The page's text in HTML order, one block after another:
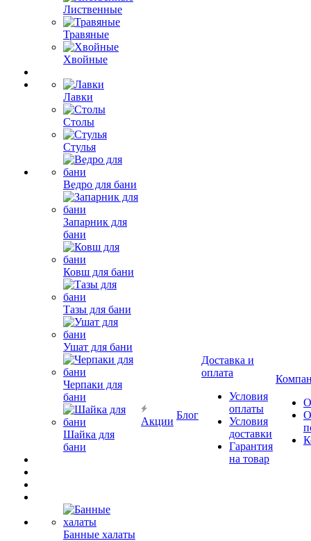
Лиственные
Травяные
Хвойные
Лавки
Столы
Стулья
Ведро для бани
Запарник для
бани
Ковш для бани
Тазы для бани
Ушат для бани
Черпаки для
бани
Шайка для
бани
Банные халаты
Акции
Блог
Доставка и
оплата
Условия
оплаты
Условия
доставки
Гарантия
на товар